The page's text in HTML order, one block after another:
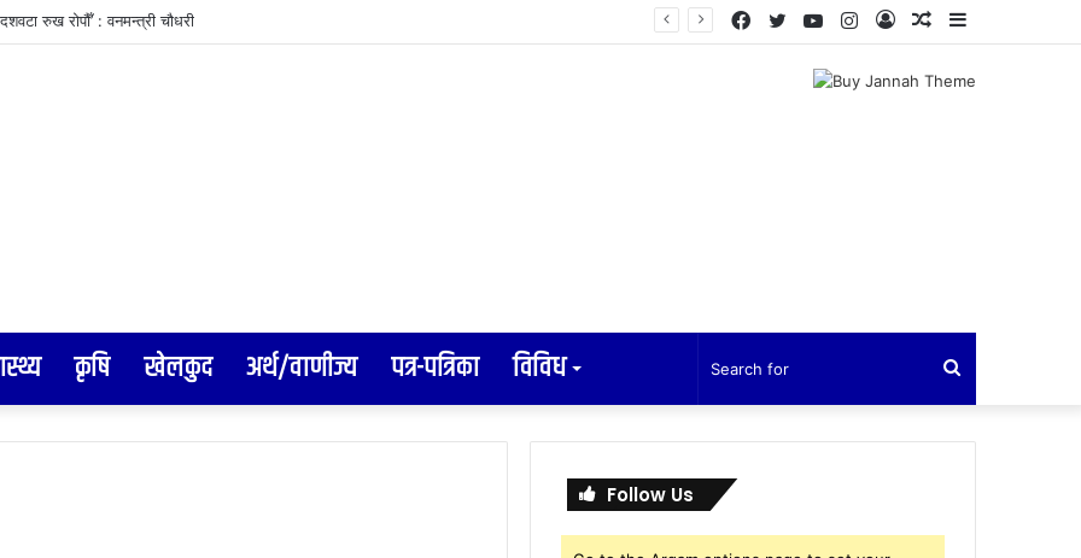
रुख रोपौँ’ : वनमन्त्री चौधरी
Random
Log
Instagram
YouTube
Twitter
Facebook
कृषि खेलकुद अर्थ/वाणीज्य पत्र-पत्रिका विविध
for
Follow Us